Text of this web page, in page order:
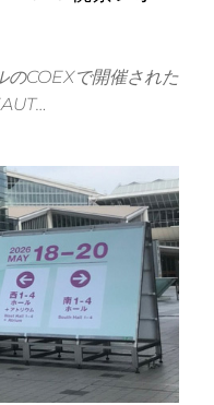
COEXで開催された